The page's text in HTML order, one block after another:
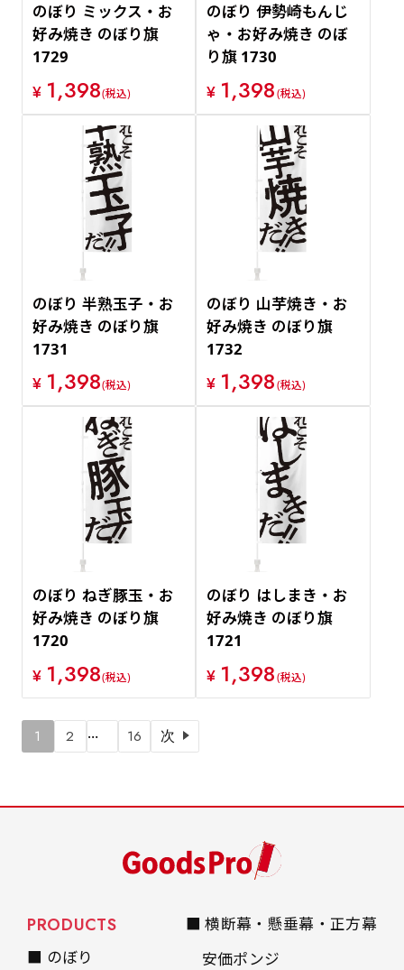
のぼり ミックス・お
好み焼き のぼり旗
1729
¥ 1,398(税込)
のぼり 伊勢崎もんじ
ゃ・お好み焼き のぼ
り旗 1730
¥ 1,398(税込)
のぼり 半熟玉子・お
好み焼き のぼり旗
1731
¥ 1,398(税込)
のぼり 山芋焼き・お
好み焼き のぼり旗
1732
¥ 1,398(税込)
のぼり ねぎ豚玉・お
好み焼き のぼり旗
1720
¥ 1,398(税込)
のぼり はしまき・お
好み焼き のぼり旗
1721
¥ 1,398(税込)
1 2 … 16 次
PRODUCTS
■ のぼり
■ 横断幕・懸垂幕・正方幕
安価ポンジ